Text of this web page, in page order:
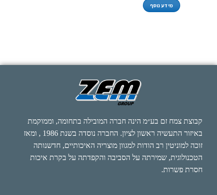
מידע נוסף
קבוצת צמח זם בע״מ הינה חברה המובילה בתחומה, וממוקמת
באיזור התעשיה ראשון לציון. החברה נוסדה בשנת 1986 , ומאז
זוכה למוניטין רב הודות למגוון מוצריה האיכותיים, חדשנותה
הטכנולוגית, שמירתה על הסביבה והקפדתה על בקרת איכות
חסרת פשרות.